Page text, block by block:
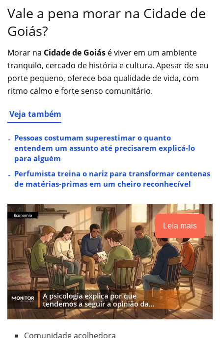
Vale a pena morar na Cidade de
Goiás?
Morar na Cidade de Goiás é viver em um ambiente
tranquilo, cercado de história e cultura. Apesar de seu
porte pequeno, oferece boa qualidade de vida, com
ritmo calmo e forte senso comunitário.
Veja também
Pessoas costumam superestimar o quanto
entendem um assunto até precisarem explicá-lo
para alguém
Perfumista treina o nariz para transformar centenas
de matérias-primas em um cheiro reconhecível
Leia mais
Comunidade acolhedora